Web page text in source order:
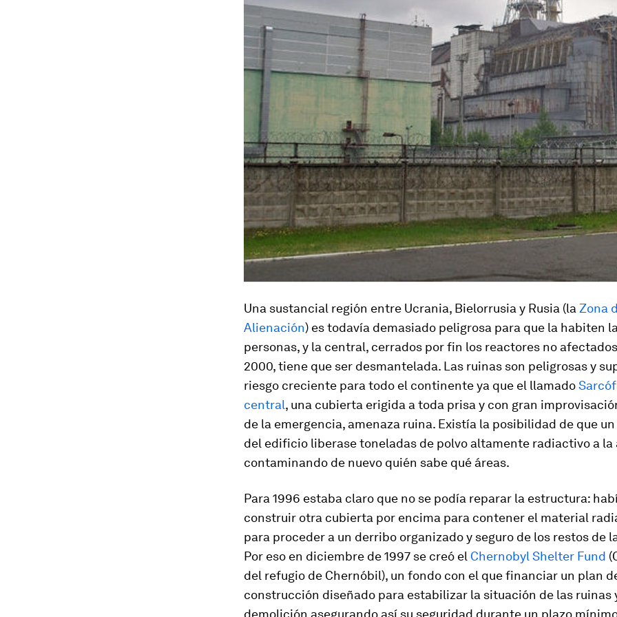
Una sustancial región entre Ucrania, Bielorrusia y Rusia (la Zona
Alienación) es todavía demasiado peligrosa para que la habiten
personas, y la central, cerrados por fin los reactores no
2000, tiene que ser desmantelada. Las ruinas son peligrosas y
riesgo creciente para todo el continente ya que el llamado
central, una cubierta erigida a toda prisa y con gran
de la emergencia, amenaza ruina. Existía la posibilidad de que
del edificio liberase toneladas de polvo altamente radiactivo a
contaminando de nuevo quién sabe qué áreas.
Para 1996 estaba claro que no se podía reparar la estructura:
construir otra cubierta por encima para contener el material
para proceder a un derribo organizado y seguro de los restos de
Por eso en diciembre de 1997 se creó el Chernobyl Shelter Fund
del refugio de Chernóbil), un fondo con el que financiar un plan
construcción diseñado para estabilizar la situación de las ruinas
demolición asegurando así su seguridad durante un plazo